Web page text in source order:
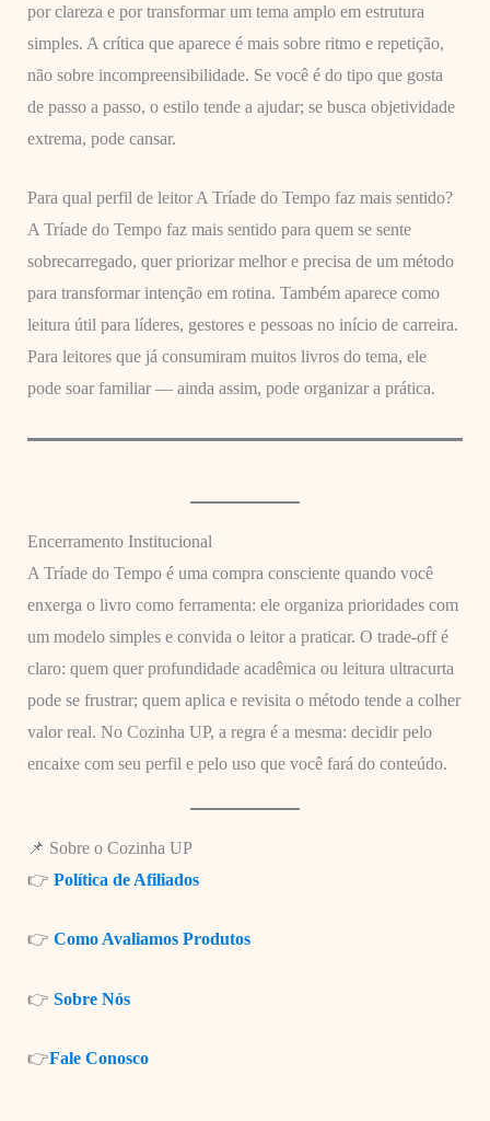
por clareza e por transformar um tema amplo em estrutura
simples. A crítica que aparece é mais sobre ritmo e repetição,
não sobre incompreensibilidade. Se você é do tipo que gosta
de passo a passo, o estilo tende a ajudar; se busca objetividade
extrema, pode cansar.
Para qual perfil de leitor A Tríade do Tempo faz mais sentido?
A Tríade do Tempo faz mais sentido para quem se sente
sobrecarregado, quer priorizar melhor e precisa de um método
para transformar intenção em rotina. Também aparece como
leitura útil para líderes, gestores e pessoas no início de carreira.
Para leitores que já consumiram muitos livros do tema, ele
pode soar familiar — ainda assim, pode organizar a prática.
Encerramento Institucional
A Tríade do Tempo é uma compra consciente quando você
enxerga o livro como ferramenta: ele organiza prioridades com
um modelo simples e convida o leitor a praticar. O trade-off é
claro: quem quer profundidade acadêmica ou leitura ultracurta
pode se frustrar; quem aplica e revisita o método tende a colher
valor real. No Cozinha UP, a regra é a mesma: decidir pelo
encaixe com seu perfil e pelo uso que você fará do conteúdo.
📌 Sobre o Cozinha UP
👉 Política de Afiliados
👉 Como Avaliamos Produtos
👉 Sobre Nós
👉Fale Conosco